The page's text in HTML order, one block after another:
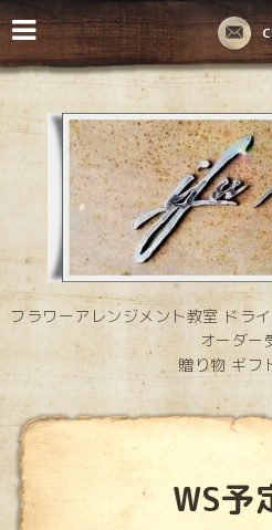
フラワーアレンジメント教室 ドラ
オーダー
贈り物 ギフ
WS予